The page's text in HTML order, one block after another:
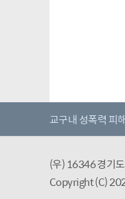
교구내 성폭력 피
(우) 16346 경기
Copyright (C)